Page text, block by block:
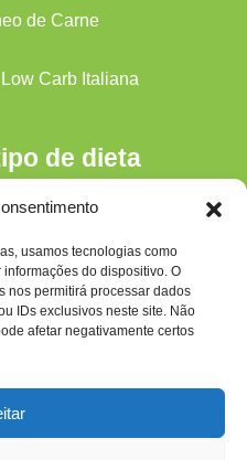
usamos tecnologias como
do dispositivo. O
nos permitirá processar dados
IDs exclusivos neste site. Não
afetar negativamente certos
de Carne
Carb Italiana
de dieta